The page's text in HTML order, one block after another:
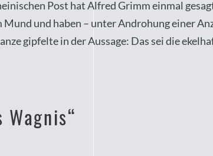
Post hat Alfred Grimm einmal
Mund und haben – unter Androhung einer
gipfelte in der Aussage: Das sei die
Wagnis“